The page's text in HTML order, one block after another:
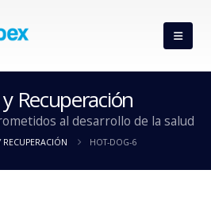
Recuperación
al desarrollo de la salud
HOT-DOG-6